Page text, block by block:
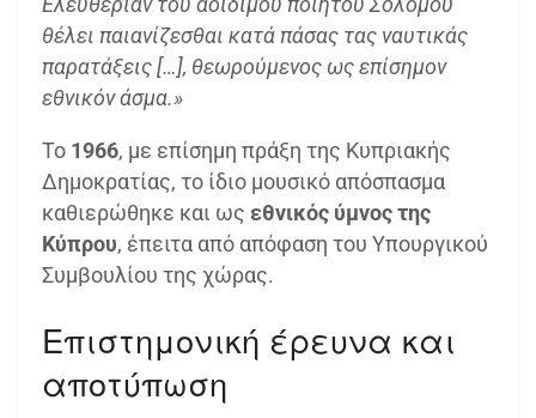
θέλει παιανίζεσθαι κατά πάσας τας ναυτικάς
παρατάξεις […], θεωρούμενος ως επίσημον
εθνικόν άσμα.»
Το 1966, με επίσημη πράξη της Κυπριακής
Δημοκρατίας, το ίδιο μουσικό απόσπασμα
καθιερώθηκε και ως εθνικός ύμνος της
Κύπρου, έπειτα από απόφαση του Υπουργικού
Συμβουλίου της χώρας.
Επιστημονική έρευνα και
αποτύπωση